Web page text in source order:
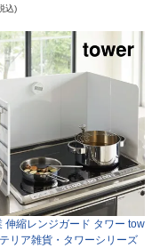
込)
伸縮レンジガード タワー tow
リア雑貨・タワーシリーズ